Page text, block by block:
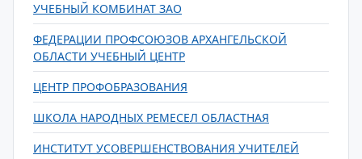
УЧЕБНЫЙ КОМБИНАТ ЗАО
ФЕДЕРАЦИИ ПРОФСОЮЗОВ АРХАНГЕЛЬСКОЙ
ОБЛАСТИ УЧЕБНЫЙ ЦЕНТР
ЦЕНТР ПРОФОБРАЗОВАНИЯ
ШКОЛА НАРОДНЫХ РЕМЕСЕЛ ОБЛАСТНАЯ
ИНСТИТУТ УСОВЕРШЕНСТВОВАНИЯ УЧИТЕЛЕЙ